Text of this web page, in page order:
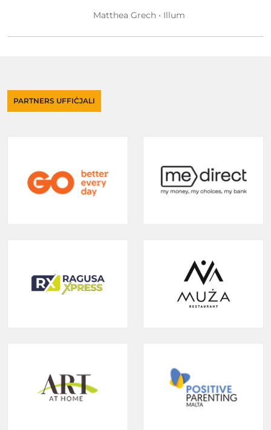
Matthea Grech • Illum
PARTNERS UFFIĊJALI